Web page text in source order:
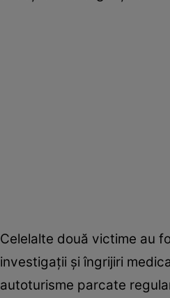
Celelalte două victime au
investigații și îngrijiri
autoturisme parcate